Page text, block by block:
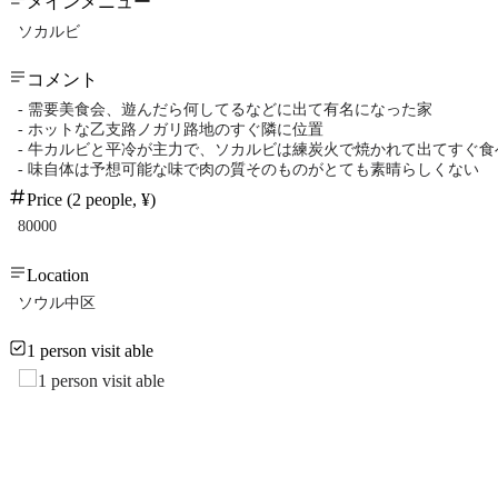
ソカルビ
コメント
- 需要美食会、遊んだら何してるなどに出て有名になった家
- ホットな乙支路ノガリ路地のすぐ隣に位置
- 牛カルビと平冷が主力で、ソカルビは練炭火で焼かれて出てすぐ食
- 味自体は予想可能な味で肉の質そのものがとても素晴らしくない
Price (2 people, ¥)
80000
Location
ソウル中区
1 person visit able
1 person visit able